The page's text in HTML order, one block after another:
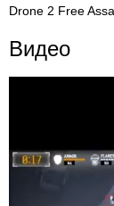
Drone 2 Free
Видео